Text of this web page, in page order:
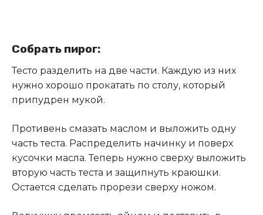
Собрать пирог:
Тесто разделить на две части. Каждую из них
нужно хорошо прокатать по столу, который
припудрен мукой.
Противень смазать маслом и выложить одну
часть теста. Распределить начинку и поверх
кусочки масла. Теперь нужно сверху выложить
вторую часть теста и защипнуть краюшки.
Остается сделать прорези сверху ножом.